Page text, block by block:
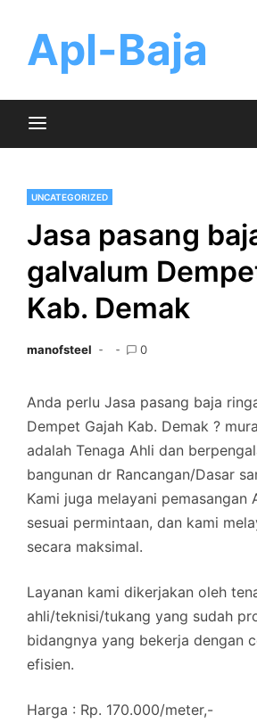
contentApl-Baja
UNCATEGORIZED
Jasa pasang
galvalum
Kab. Demak
manofsteel 0
Anda perlu Jasa pasang baja
Dempet Gajah Kab. Demak ?
adalah Tenaga Ahli dan
bangunan dr Rancangan/Dasar
Kami juga melayani pemasangan
sesuai permintaan, dan kami
secara maksimal.
Layanan kami dikerjakan oleh
ahli/teknisi/tukang yang sudah
bidangnya yang bekerja dengan
efisien.
Harga : Rp. 170.000/meter,-